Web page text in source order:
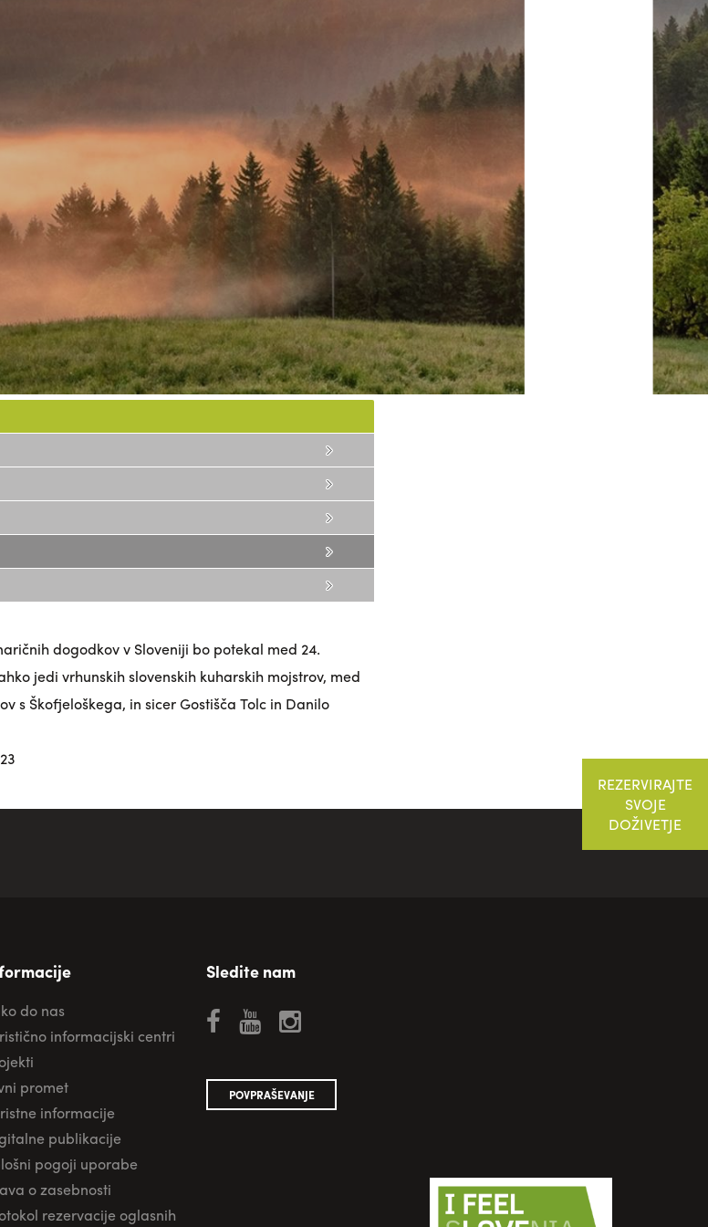
REZERVIRAJTE
SVOJE
DOŽIVETJE
dogodkov v Sloveniji bo potekal med 24.
jedi vrhunskih slovenskih kuharskih mojstrov, med
s Škofjeloškega, in sicerGostišča Tolcin Danilo
do nas
informacijski centri
promet
informacije
publikacije
pogoji uporabe
o zasebnosti
rezervacije oglasnih
Sledite nam
POVPRAŠEVANJE